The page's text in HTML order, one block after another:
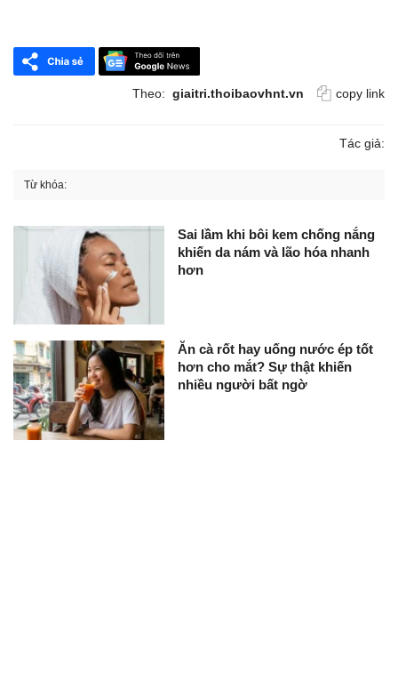
Theo: giaitri.thoibaovhnt.vn copy link
Tác giả:
Từ khóa:
Sai lầm khi bôi kem chống nắng
khiến da nám và lão hóa nhanh
hơn
Ăn cà rốt hay uống nước ép tốt
hơn cho mắt? Sự thật khiến
nhiều người bất ngờ